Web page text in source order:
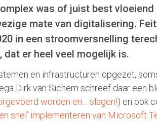
was of juist best
mate van digitalisering.
in een stroomversnelling
dat er heel veel mogelijk is.
en infrastructuren opgezet,
Dirk van Sichem schreef daar een
worden en… slagen!) en ook
snel’ implementeren van Microsoft